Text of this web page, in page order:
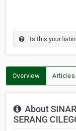
Is this your
Overview Articles
About
SERANG